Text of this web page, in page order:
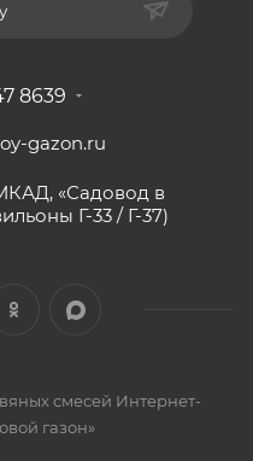
8639
gazon.ru
«Садовод в
Г-33 / Г-37)
смесей Интернет-
газон»